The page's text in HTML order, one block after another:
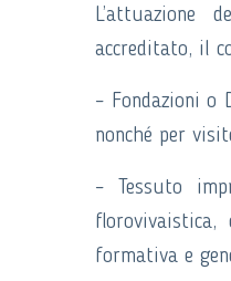
L’attuazione
accreditato, il
– Fondazioni o
nonché per
– Tessuto
florovivaistica,
formativa e